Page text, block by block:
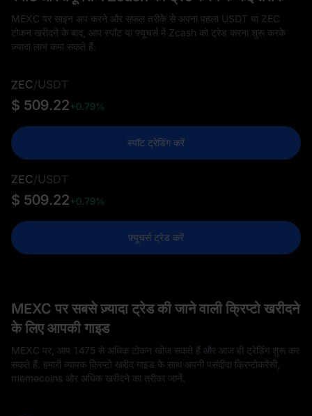
MEXC पर साइन अप करने और सफल तरीके से अपना पहला USDT या ZEC
टोकन खरीदने के बाद, आप स्पॉट या फ़्यूचर्स में Zcash को ट्रेड करना शुरू करके
ज़्यादा लाभ कमा सकते हैं.
ZEC/USDT
$ 509.22+0.79%
स्पॉट ट्रेडिंग करें
ZEC/USDT
$ 509.22+0.79%
फ़्यूचर्स ट्रेड करें
MEXC पर सबसे ज़्यादा ट्रेड की जाने वाली क्रिप्टो खरीदने
के लिए आपकी गाइड
MEXC पर, आप 1475 से अधिक टोकन खोज सकते हैं और आज ही ट्रेडिंग शुरू कर
सकते हैं. हमारी व्यापक क्रिप्टो खरीद गाइड के साथ अपनी पसंदीदा क्रिप्टोकरेंसी,
memecoins और अधिक खरीदने का तरीका जानें.